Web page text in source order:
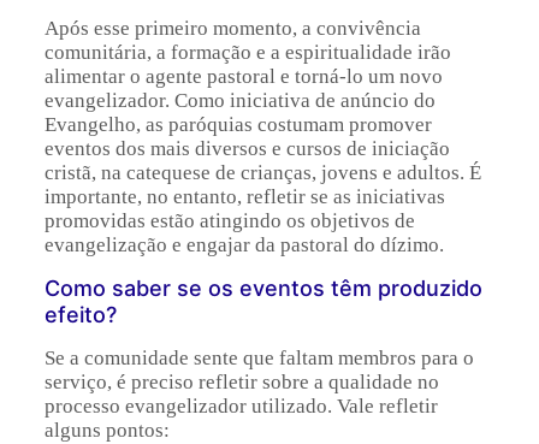
Após esse primeiro momento, a convivência
comunitária, a formação e a espiritualidade irão
alimentar o agente pastoral e torná-lo um novo
evangelizador. Como iniciativa de anúncio do
Evangelho, as paróquias costumam promover
eventos dos mais diversos e cursos de iniciação
cristã, na catequese de crianças, jovens e adultos. É
importante, no entanto, refletir se as iniciativas
promovidas estão atingindo os objetivos de
evangelização e engajar da pastoral do dízimo.
Como saber se os eventos têm produzido
efeito?
Se a comunidade sente que faltam membros para o
serviço, é preciso refletir sobre a qualidade no
processo evangelizador utilizado. Vale refletir
alguns pontos: